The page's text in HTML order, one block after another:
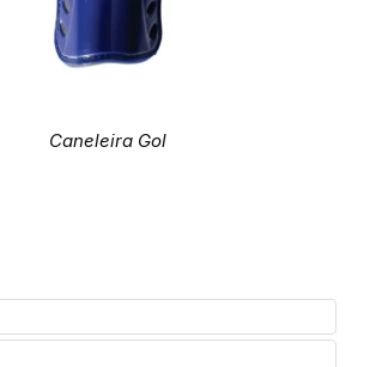
Caneleira Gol